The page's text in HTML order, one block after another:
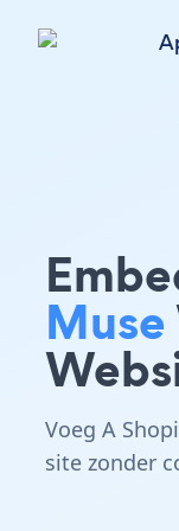
Muse
Voeg A
site zonder